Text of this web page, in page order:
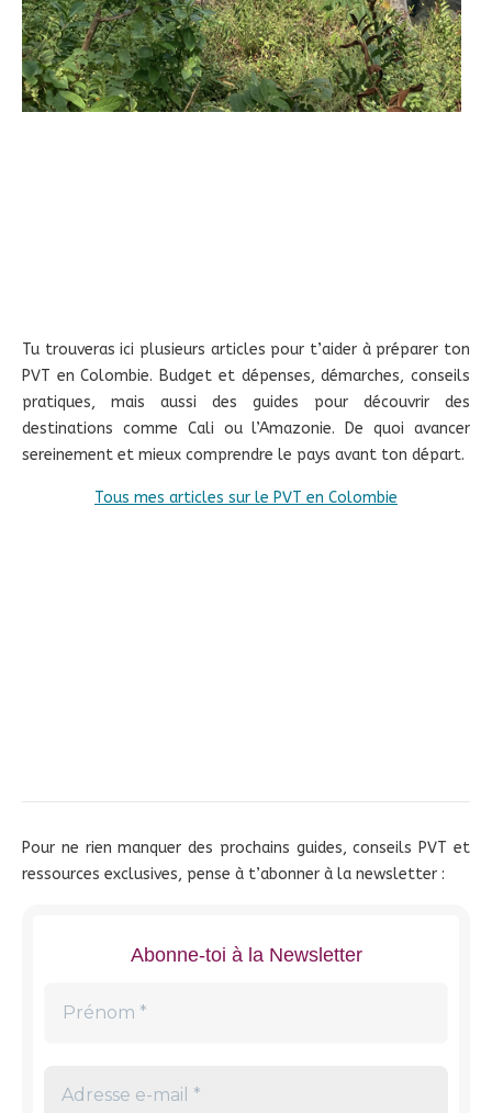
Tu trouveras ici plusieurs articles pour t’aider à préparer ton
PVT en Colombie. Budget et dépenses, démarches, conseils
pratiques, mais aussi des guides pour découvrir des
destinations comme Cali ou l’Amazonie. De quoi avancer
sereinement et mieux comprendre le pays avant ton départ.
Tous mes articles sur le PVT en Colombie
Pour ne rien manquer des prochains guides, conseils PVT et
ressources exclusives, pense à t’abonner à la newsletter :
Abonne-toi à la Newsletter